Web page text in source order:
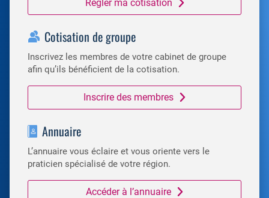
Régler ma cotisation
Cotisation de groupe
Inscrivez les membres de votre cabinet de groupe
afin qu’ils bénéficient de la cotisation.
Inscrire des membres
Annuaire
L’annuaire vous éclaire et vous oriente vers le
praticien spécialisé de votre région.
Accéder à l’annuaire